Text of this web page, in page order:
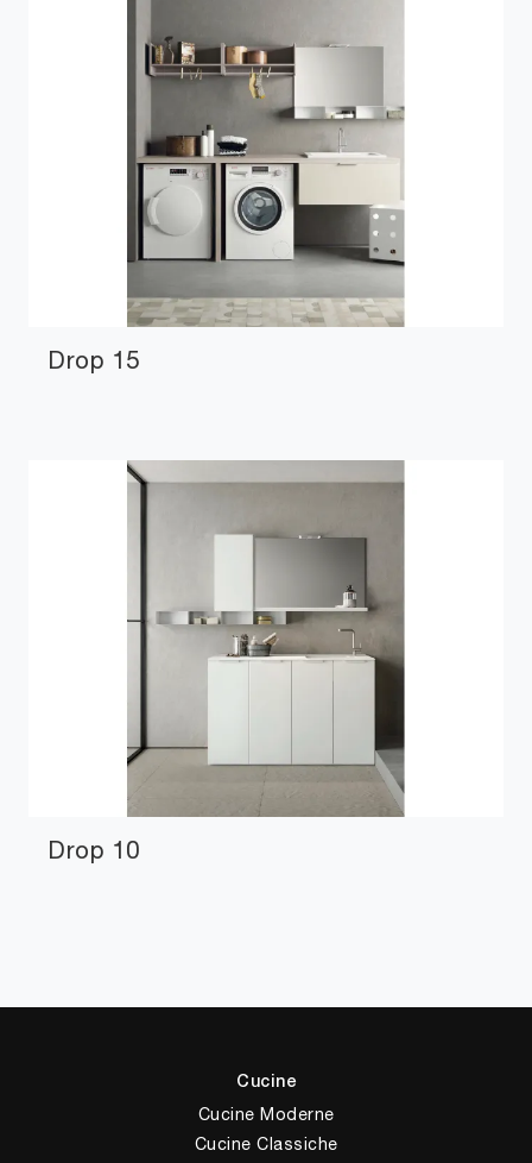
Drop 15
Drop 10
Cucine
Cucine Moderne
Cucine Classiche